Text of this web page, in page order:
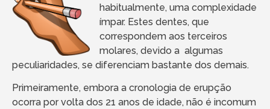
habitualmente, uma complexidade
ímpar. Estes dentes, que
correspondem aos terceiros
molares, devido a algumas
peculiaridades, se diferenciam bastante dos demais.
Primeiramente, embora a cronologia de erupção
ocorra por volta dos 21 anos de idade, não é incomum